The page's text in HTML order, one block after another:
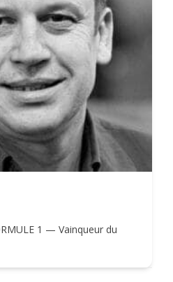
1 — Vainqueur du